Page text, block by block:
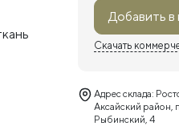
Добавить в
Скачать
Адрес склада:
Аксайский район,
Рыбинский, 4